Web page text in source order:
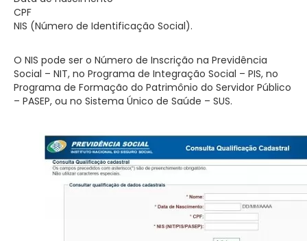
CPF
NIS (Número de Identificação Social).
O NIS pode ser o Número de Inscrição na Previdência
Social – NIT, no Programa de Integração Social – PIS, no
Programa de Formação do Patrimônio do Servidor Público
– PASEP, ou no Sistema Único de Saúde – SUS.